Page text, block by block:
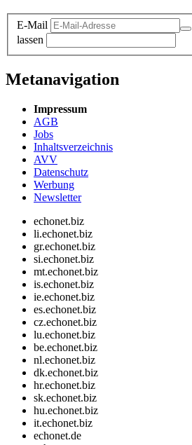
E-Mail
lassen
Metanavigation
Impressum
AGB
Jobs
Inhaltsverzeichnis
AVV
Datenschutz
Werbung
Newsletter
echonet.biz
li.echonet.biz
gr.echonet.biz
si.echonet.biz
mt.echonet.biz
is.echonet.biz
ie.echonet.biz
es.echonet.biz
cz.echonet.biz
lu.echonet.biz
be.echonet.biz
nl.echonet.biz
dk.echonet.biz
hr.echonet.biz
sk.echonet.biz
hu.echonet.biz
it.echonet.biz
echonet.de